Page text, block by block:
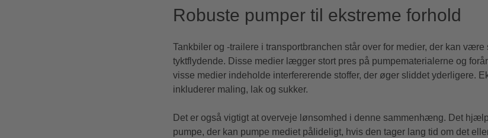
Robuste pumper til ekstreme forhold
Tankbiler og -trailere i transportbranchen står over for medier, der kan
tyktflydende. Disse medier lægger stort pres på pumpematerialerne og
visse medier indeholde interfererende stoffer, der øger sliddet yderligere.
inkluderer maling, lak og sukker.
Det er også vigtigt at overveje lønsomhed i denne sammenhæng. Det
pumpe, der kan pumpe mediet pålideligt, hvis den tager lang tid om det